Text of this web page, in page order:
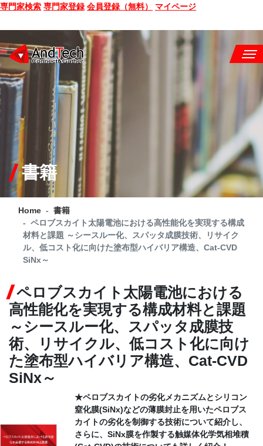
専門家検索 専門家登録 会員登録（無料） マイページ
SEMINAR
BOOK
CONSULTING
SERVICE
COMPANY
Q&A
SITE MAP
CONTACT
書籍
Home
書籍
ペロブスカイト太陽電池における高性能化を実現する構成
材料と課題 ～シースルー化、スパッタ成膜技術、リサイク
ル、低コスト化に向けた塗布型ハイバリア構造、Cat-CVD
SiNx～
ペロブスカイト太陽電池における
高性能化を実現する構成材料と課題
～シースルー化、スパッタ成膜技
術、リサイクル、低コスト化に向け
た塗布型ハイバリア構造、Cat-CVD
SiNx～
★ペロブスカイトの劣化メカニズムとシリコン
窒化膜(SiNx)などの薄膜封止を用いたペロブス
カイトの劣化を制御する技術について紹介し、
さらに、SiNx膜を作製する触媒体化学気相堆積